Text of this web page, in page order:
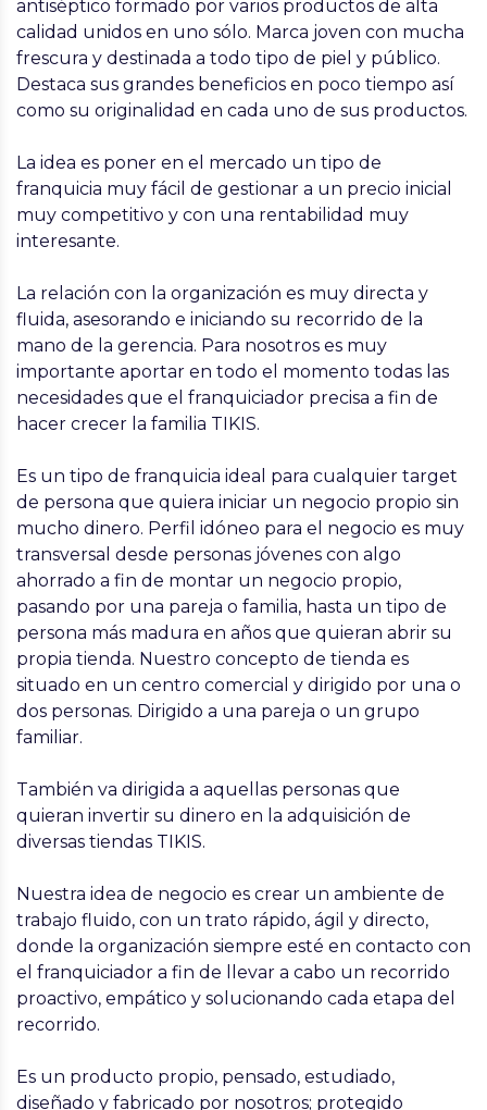
antiséptico formado por varios productos de alta
calidad unidos en uno sólo. Marca joven con mucha
frescura y destinada a todo tipo de piel y público.
Destaca sus grandes beneficios en poco tiempo así
como su originalidad en cada uno de sus productos.
La idea es poner en el mercado un tipo de
franquicia muy fácil de gestionar a un precio inicial
muy competitivo y con una rentabilidad muy
interesante.
La relación con la organización es muy directa y
fluida, asesorando e iniciando su recorrido de la
mano de la gerencia. Para nosotros es muy
importante aportar en todo el momento todas las
necesidades que el franquiciador precisa a fin de
hacer crecer la familia TIKIS.
Es un tipo de franquicia ideal para cualquier target
de persona que quiera iniciar un negocio propio sin
mucho dinero. Perfil idóneo para el negocio es muy
transversal desde personas jóvenes con algo
ahorrado a fin de montar un negocio propio,
pasando por una pareja o familia, hasta un tipo de
persona más madura en años que quieran abrir su
propia tienda. Nuestro concepto de tienda es
situado en un centro comercial y dirigido por una o
dos personas. Dirigido a una pareja o un grupo
familiar.
También va dirigida a aquellas personas que
quieran invertir su dinero en la adquisición de
diversas tiendas TIKIS.
Nuestra idea de negocio es crear un ambiente de
trabajo fluido, con un trato rápido, ágil y directo,
donde la organización siempre esté en contacto con
el franquiciador a fin de llevar a cabo un recorrido
proactivo, empático y solucionando cada etapa del
recorrido.
Es un producto propio, pensado, estudiado,
diseñado y fabricado por nosotros; protegido